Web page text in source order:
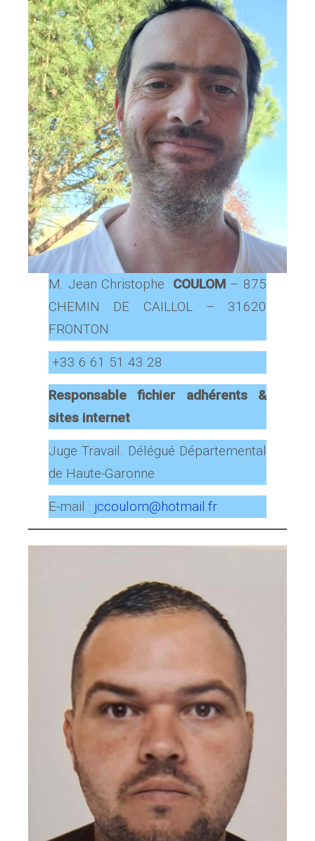
M. Jean Christophe COULOM – 875
CHEMIN DE CAILLOL – 31620
FRONTON
+33 6 61 51 43 28
Responsable fichier adhérents &
sites internet
Juge Travail. Délégué Départemental
de Haute-Garonne
E-mail : jccoulom@hotmail.fr